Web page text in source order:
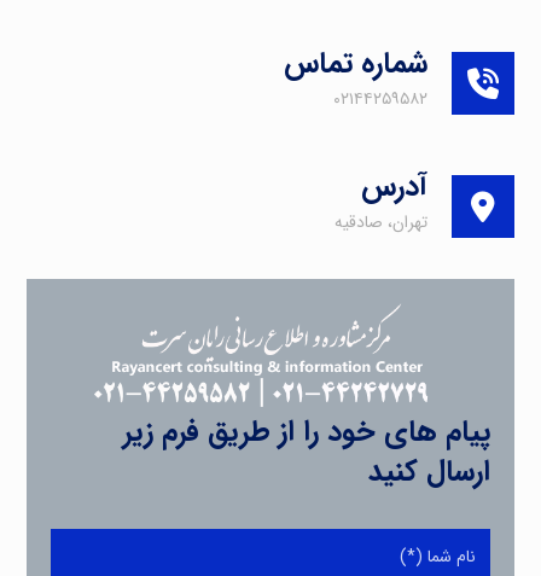
شماره تماس
۰۲۱۴۴۲۵۹۵۸۲
آدرس
تهران، صادقیه
پیام های خود را از طریق فرم زیر
ارسال کنید